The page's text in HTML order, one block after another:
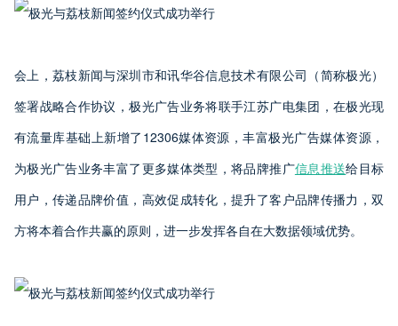
会上，荔枝新闻与深圳市和讯华谷信息技术有限公司（简称极光）
签署战略合作协议，极光广告业务将联手江苏广电集团，在极光现
有流量库基础上新增了12306媒体资源，丰富极光广告媒体资源，
为极光广告业务丰富了更多媒体类型，将品牌推广信息推送给目标
用户，传递品牌价值，高效促成转化，提升了客户品牌传播力，双
方将本着合作共赢的原则，进一步发挥各自在大数据领域优势。